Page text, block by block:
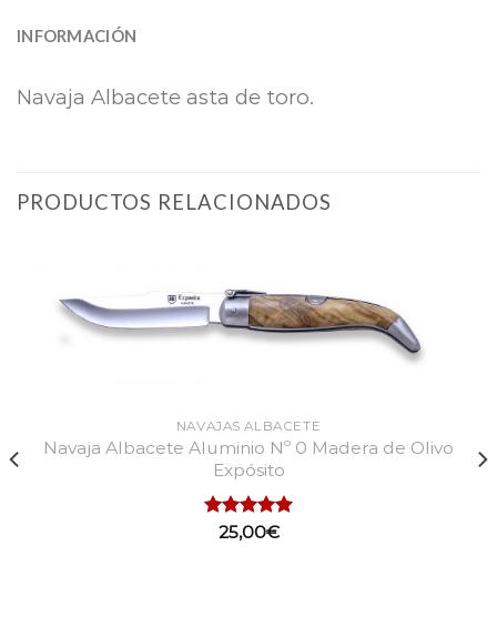
INFORMACIÓN
Navaja Albacete asta de toro.
PRODUCTOS RELACIONADOS
NAVAJAS ALBACETE
Navaja Albacete Aluminio Nº 0 Madera de Olivo
Expósito
Valorado
25,00€